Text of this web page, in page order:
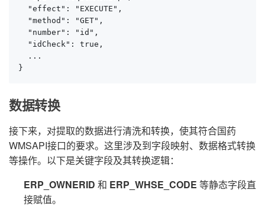
  "effect": "EXECUTE",
  "method": "GET",
  "number": "id",
  "idCheck": true,
  ...
}
数据转换
接下来，对提取的数据进行清洗和转换，使其符合国药
WMSAPI接口的要求。这里涉及到字段映射、数据格式转换
等操作。以下是关键字段及其转换逻辑：
ERP_OWNERID 和 ERP_WHSE_CODE 等静态字段直
接赋值。